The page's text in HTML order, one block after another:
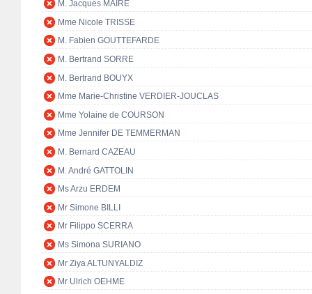
M. Jacques MAIRE
Mme Nicole TRISSE
M. Fabien GOUTTEFARDE
M. Bertrand SORRE
M. Bertrand BOUYX
Mme Marie-Christine VERDIER-JOUCLAS
Mme Yolaine de COURSON
Mme Jennifer DE TEMMERMAN
M. Bernard CAZEAU
M. André GATTOLIN
Ms Arzu ERDEM
Mr Simone BILLI
Mr Filippo SCERRA
Ms Simona SURIANO
Mr Ziya ALTUNYALDIZ
Mr Ulrich OEHME